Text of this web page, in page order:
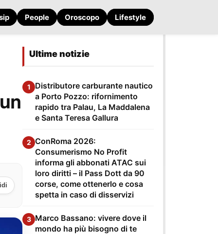
People Oroscopo Lifestyle
Ultime notizie
1
Distributore carburante nautico
a Porto Pozzo: rifornimento
rapido tra Palau, La Maddalena
e Santa Teresa Gallura
2 ConRoma 2026:
Consumerismo No Profit
informa gli abbonati ATAC sui
loro diritti – il Pass Dott da 90
corse, come ottenerlo e cosa
spetta in caso di disservizi
3 Marco Bassano: vivere dove il
mondo ha più bisogno di te